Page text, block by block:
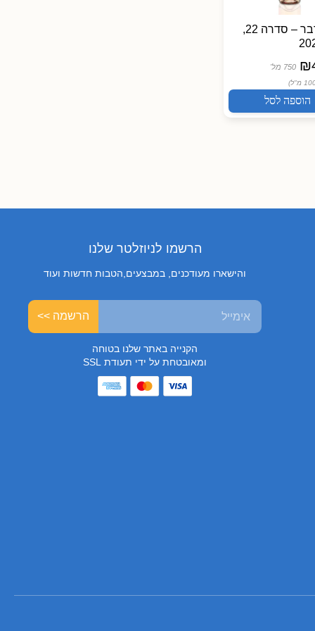
יקב מדבר – סדרה 22,
₪ 750 מל'
הוספה לסל
הרשמו לניוזלטר שלנו
והישארו מעודכנים, במבצעים,הטבות חדשות ועוד
הרשמה >>
הקנייה באתר שלנו בטוחה
ומאובטחת על ידי תעודת SSL